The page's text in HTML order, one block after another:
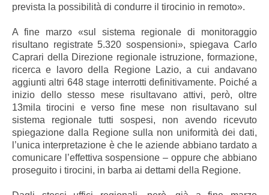
prevista la possibilità di condurre il tirocinio in remoto».
A fine marzo «sul sistema regionale di monitoraggio
risultano registrate 5.320 sospensioni», spiegava Carlo
Caprari della Direzione regionale istruzione, formazione,
ricerca e lavoro della Regione Lazio, a cui andavano
aggiunti altri 648 stage interrotti definitivamente. Poiché a
inizio dello stesso mese risultavano attivi, però, oltre
13mila tirocini e verso fine mese non risultavano sul
sistema regionale tutti sospesi, non avendo ricevuto
spiegazione dalla Regione sulla non uniformità dei dati,
l’unica interpretazione è che le aziende abbiano tardato a
comunicare l’effettiva sospensione – oppure che abbiano
proseguito i tirocini, in barba ai dettami della Regione.